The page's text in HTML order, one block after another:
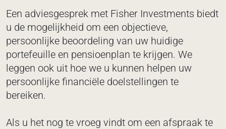
Een adviesgesprek met Fisher Investments biedt
u de mogelijkheid om een objectieve,
persoonlijke beoordeling van uw huidige
portefeuille en pensioenplan te krijgen. We
leggen ook uit hoe we u kunnen helpen uw
persoonlijke financiële doelstellingen te
bereiken.
Als u het nog te vroeg vindt om een afspraak te